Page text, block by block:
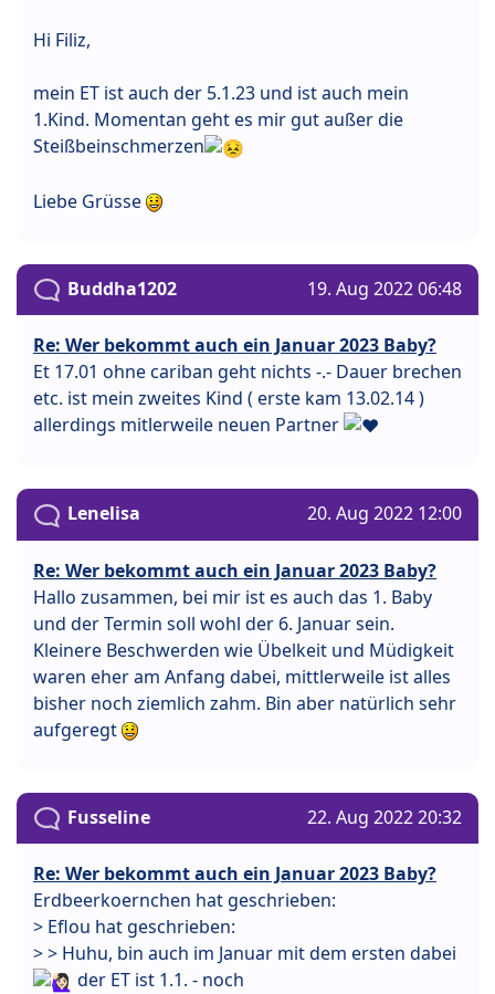
Hi Filiz,
mein ET ist auch der 5.1.23 und ist auch mein
1.Kind. Momentan geht es mir gut außer die
Steißbeinschmerzen
Liebe Grüsse
Buddha1202 19. Aug 2022 06:48
Re: Wer bekommt auch ein Januar 2023 Baby?
Et 17.01 ohne cariban geht nichts -.- Dauer brechen
etc. ist mein zweites Kind ( erste kam 13.02.14 )
allerdings mitlerweile neuen Partner
Lenelisa 20. Aug 2022 12:00
Re: Wer bekommt auch ein Januar 2023 Baby?
Hallo zusammen, bei mir ist es auch das 1. Baby
und der Termin soll wohl der 6. Januar sein.
Kleinere Beschwerden wie Übelkeit und Müdigkeit
waren eher am Anfang dabei, mittlerweile ist alles
bisher noch ziemlich zahm. Bin aber natürlich sehr
aufgeregt
Fusseline 22. Aug 2022 20:32
Re: Wer bekommt auch ein Januar 2023 Baby?
Erdbeerkoernchen hat geschrieben:
> Eflou hat geschrieben:
> > Huhu, bin auch im Januar mit dem ersten dabei
der ET ist 1.1. - noch